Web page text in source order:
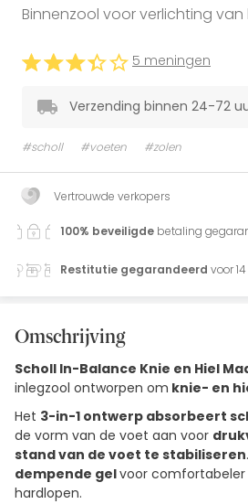
Binnenzool voor verlichting van
5 meningen
Verzending binnen 24-72
#scholl #voeten #zolen
Vertrouwde verkopers
100% beveiligde betaling
Restitutie gegarandeerd voor
Omschrijving
Scholl In-Balance Knie en Hiel
inlegzool ontworpen om knie- en
Het 3-in-1 ontwerp absorbeert
de vorm van de voet aan voor
stand van de voet te stabiliseren
dempende gelvoor
hardlopen.